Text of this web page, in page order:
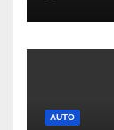
AUTO